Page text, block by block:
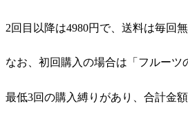
2回目以降は4980円 で、 送料は毎回
なお、初回購入の場合は「フルーツ
最低3回の購入縛り があり、 合計金